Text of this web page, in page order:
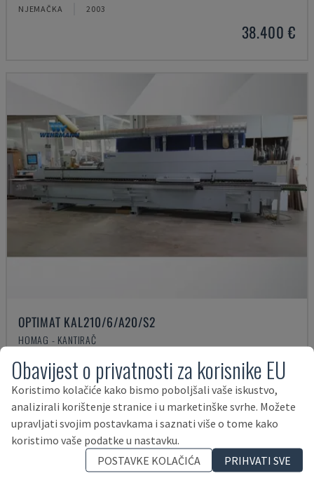
NJEMAČKA 2003
38.400 €
OPTIMAT KAL210/6/A20/S2
HOMAG - KANTIRAČ
35.500 €
Obavijest o privatnosti za korisnike EU
Koristimo kolačiće kako bismo poboljšali vaše iskustvo,
analizirali korištenje stranice i u marketinške svrhe. Možete
upravljati svojim postavkama i saznati više o tome kako
koristimo vaše podatke u nastavku.
POSTAVKE KOLAČIĆA
PRIHVATI SVE